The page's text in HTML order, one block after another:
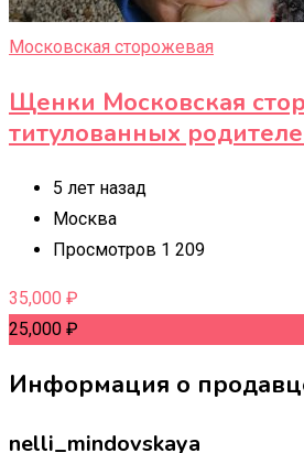
Московская сторожевая
Щенки Московская
титулованных
5 лет назад
Москва
Просмотров 1 209
35,000 ₽
25,000 ₽
Информация о
nelli_mindovskaya